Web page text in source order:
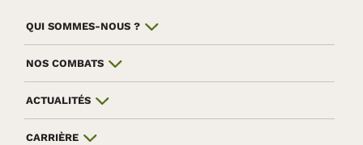
QUI SOMMES-NOUS ?
NOS COMBATS
ACTUALITÉS
CARRIÈRE